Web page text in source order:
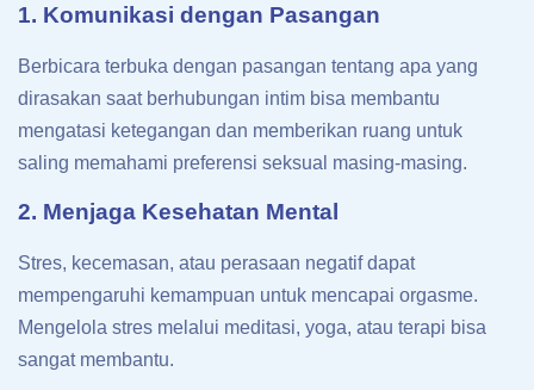
1. Komunikasi dengan Pasangan
Berbicara terbuka dengan pasangan tentang apa yang
dirasakan saat berhubungan intim bisa membantu
mengatasi ketegangan dan memberikan ruang untuk
saling memahami preferensi seksual masing-masing.
2. Menjaga Kesehatan Mental
Stres, kecemasan, atau perasaan negatif dapat
mempengaruhi kemampuan untuk mencapai orgasme.
Mengelola stres melalui meditasi, yoga, atau terapi bisa
sangat membantu.